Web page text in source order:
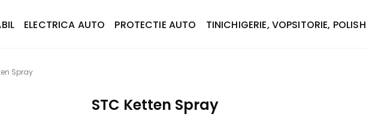
ELECTRICA AUTO PROTECTIE AUTO TINICHIGERIE, VOPSITORIE, POLISH
Spray
STC Ketten Spray